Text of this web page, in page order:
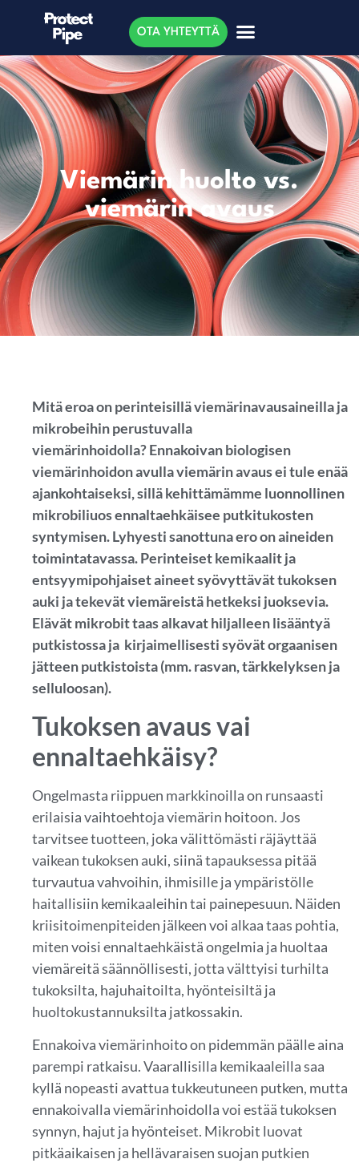
OTA YHTEYTTÄ
Viemärin huolto vs.
viemärin avaus
Mitä eroa on perinteisillä viemärinavausaineilla ja
mikrobeihin perustuvalla
viemärinhoidolla? Ennakoivan biologisen
viemärinhoidon avulla viemärin avaus ei tule enää
ajankohtaiseksi, sillä kehittämämme luonnollinen
mikrobiliuos ennaltaehkäisee putkitukosten
syntymisen. Lyhyesti sanottuna ero on aineiden
toimintatavassa. Perinteiset kemikaalit ja
entsyymipohjaiset aineet syövyttävät tukoksen
auki ja tekevät viemäreistä hetkeksi juoksevia.
Elävät mikrobit taas alkavat hiljalleen lisääntyä
putkistossa ja kirjaimellisesti syövät orgaanisen
jätteen putkistoista (mm. rasvan, tärkkelyksen ja
selluloosan).
Tukoksen avaus vai
ennaltaehkäisy?
Ongelmasta riippuen markkinoilla on runsaasti
erilaisia vaihtoehtoja viemärin hoitoon. Jos
tarvitsee tuotteen, joka välittömästi räjäyttää
vaikean tukoksen auki, siinä tapauksessa pitää
turvautua vahvoihin, ihmisille ja ympäristölle
haitallisiin kemikaaleihin tai painepesuun. Näiden
kriisitoimenpiteiden jälkeen voi alkaa taas pohtia,
miten voisi ennaltaehkäistä ongelmia ja huoltaa
viemäreitä säännöllisesti, jotta välttyisi turhilta
tukoksilta, hajuhaitoilta, hyönteisiltä ja
huoltokustannuksilta jatkossakin.
Ennakoiva viemärinhoito on pidemmän päälle aina
parempi ratkaisu. Vaarallisilla kemikaaleilla saa
kyllä nopeasti avattua tukkeutuneen putken, mutta
ennakoivalla viemärinhoidolla voi estää tukoksen
synnyn, hajut ja hyönteiset. Mikrobit luovat
pitkäaikaisen ja hellävaraisen suojan putkien